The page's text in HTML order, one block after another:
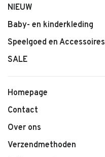
NIEUW
Baby- en kinderkleding
Speelgoed en Accessoires
SALE
Homepage
Contact
Over ons
Verzendmethoden